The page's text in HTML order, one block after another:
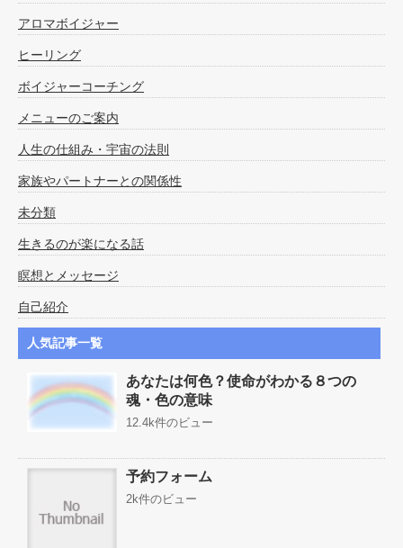
アロマボイジャー
ヒーリング
ボイジャーコーチング
メニューのご案内
人生の仕組み・宇宙の法則
家族やパートナーとの関係性
未分類
生きるのが楽になる話
瞑想とメッセージ
自己紹介
人気記事一覧
あなたは何色？使命がわかる８つの
魂・色の意味
12.4k件のビュー
予約フォーム
2k件のビュー